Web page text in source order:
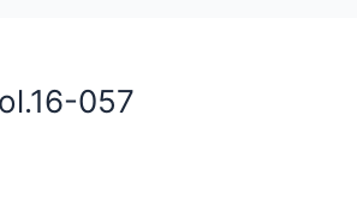
057